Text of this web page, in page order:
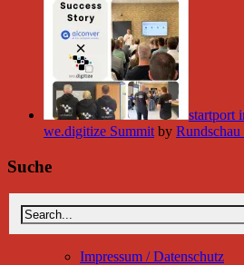
startport
we.digitize Summit by
Suche
Impressum / Datenschutz